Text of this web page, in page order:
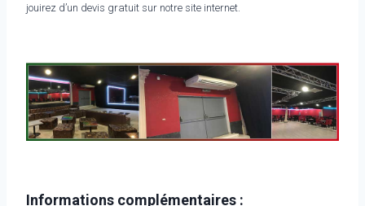
jouirez d’un devis gratuit sur notre site internet.
Informations complémentaires :